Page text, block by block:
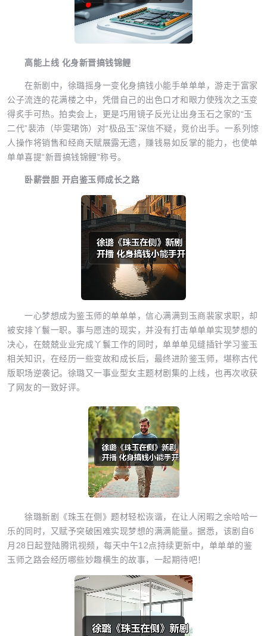
高能上线 化身新晋搞钱锦鲤
在新剧中，徐璐摇身一变化身搞钱小能手单单单，游走于富家
公子流连的花满楼之中，凭借自己的出色口才和眼力使残次之玉变
得炙手可热。拍卖会上，更是巧用镜子反光让出身玉石之家的“玉
二代”裴沛（毕雯珺饰）对“极品玉”深信不疑，竞价出手。一系列惊
人操作将销售和经商天赋展露无遗，赚钱易如反掌的能力，也使单
单单喜提“新晋搞钱锦鲤”称号。
卧薪尝胆 开启鉴玉师成长之路
一心梦想成为鉴玉师的单单单，信心满满到玉商裴家求职，却
被安排丫鬟一职。事与愿违的现实，并没有打击单单单实现梦想的
决心，在兢兢业业完成丫鬟工作的同时，单单单见缝插针学习鉴玉
相关知识，在经历一些变故和成长后，最终进阶鉴玉师，堪称古代
版职场逆袭记。徐璐又一事业型女主题材剧集的上线，也再次收获
了网友的一致好评。
徐璐新剧《珠玉在侧》题材轻松诙谐，在让人闲暇之余哈哈一
乐的同时，又赋予突破困难实现梦想的满满能量。据悉，该剧自6
月28日起登陆腾讯视频，每天中午12点持续更新中，单单单的鉴
玉师之路会经历哪些妙趣横生的故事，一起期待吧！